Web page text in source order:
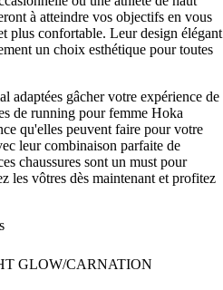
à atteindre vos objectifs en vous
plus confortable. Leur design élégant
un choix esthétique pour toutes
adaptées gâcher votre expérience de
de running pour femme Hoka
qu'elles peuvent faire pour votre
leur combinaison parfaite de
chaussures sont un must pour
les vôtres dès maintenant et profitez
GLOW/CARNATION